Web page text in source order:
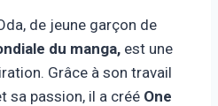
de jeune garçon de
du manga, est une
Grâce à son travail
sa passion, il a créé One